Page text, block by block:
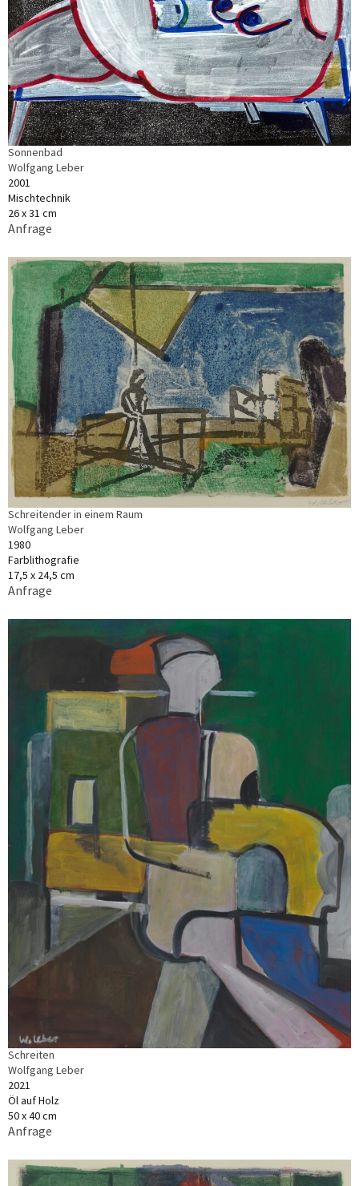
Sonnenbad
Wolfgang Leber
2001
Mischtechnik
26 x 31 cm
Anfrage
Schreitender in einem Raum
Wolfgang Leber
1980
Farblithografie
17,5 x 24,5 cm
Anfrage
Schreiten
Wolfgang Leber
2021
Öl auf Holz
50 x 40 cm
Anfrage